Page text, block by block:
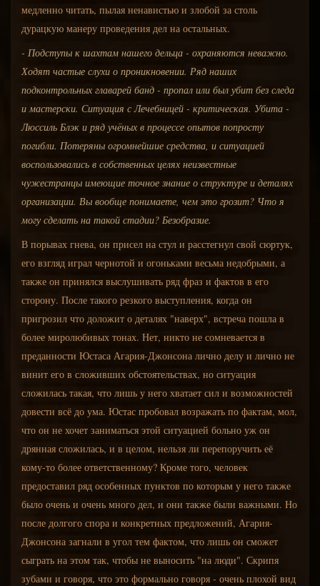
медленно читать, пылая ненавистью и злобой за столь
дурацкую манеру проведения дел на остальных.
- Подступы к шахтам нашего дельца - охраняются неважно.
Ходят частые слухи о проникновении. Ряд наших
подконтрольных главарей банд - пропал или был убит без следа
и мастерски. Ситуация с Лечебницей - критическая. Убита -
Люссиль Блэк и ряд учёных в процессе опытов попросту
погибли. Потеряны огромнейшие средства, и ситуацией
воспользовались в собственных целях неизвестные
чужестранцы имеющие точное знание о структуре и деталях
организации. Вы вообще понимаете, чем это грозит? Что я
могу сделать на такой стадии? Безобразие.
В порывах гнева, он присел на стул и расстегнул свой сюртук,
его взгляд играл чернотой и огоньками весьма недобрыми, а
также он принялся выслушивать ряд фраз и фактов в его
сторону. После такого резкого выступления, когда он
пригрозил что доложит о деталях "наверх", встреча пошла в
более миролюбивых тонах. Нет, никто не сомневается в
преданности Юстаса Агария-Джонсона лично делу и лично не
винит его в сложивших обстоятельствах, но ситуация
сложилась такая, что лишь у него хватает сил и возможностей
довести всё до ума. Юстас пробовал возражать по фактам, мол,
что он не хочет заниматься этой ситуацией больно уж он
дрянная сложилась, и в целом, нельзя ли перепоручить её
кому-то более ответственному? Кроме того, человек
предоставил ряд особенных пунктов по которым у него также
было очень и очень много дел, и они также были важными. Но
после долгого спора и конкретных предложений, Агария-
Джонсона загнали в угол тем фактом, что лишь он сможет
сыграть на этом так, чтобы не выносить "на люди". Скрипя
зубами и говоря, что это формально говоря - очень плохой вид